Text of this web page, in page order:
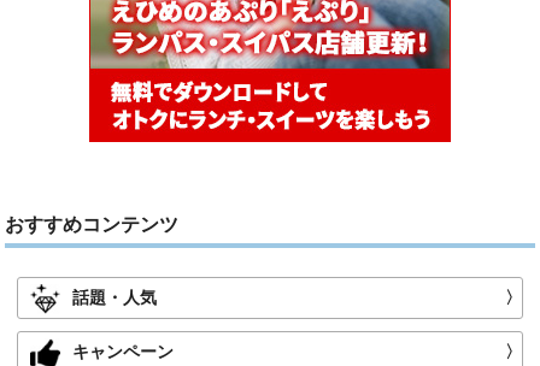
おすすめコンテンツ
話題・人気 〉
キャンペーン 〉